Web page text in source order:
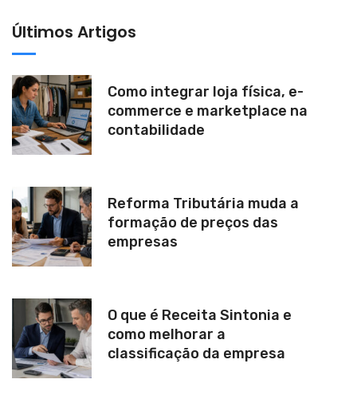
e
:
Últimos Artigos
Como integrar loja física, e-
commerce e marketplace na
contabilidade
Reforma Tributária muda a
formação de preços das
empresas
O que é Receita Sintonia e
como melhorar a
classificação da empresa